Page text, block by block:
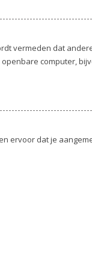
vermeden dat
computer,
ervoor dat je